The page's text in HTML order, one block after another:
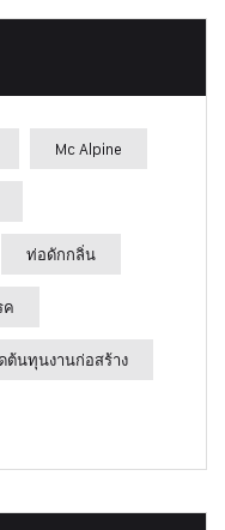
Mc Alpine
ท่อดักกลิ่น
ค
ต้นทุนงานก่อสร้าง